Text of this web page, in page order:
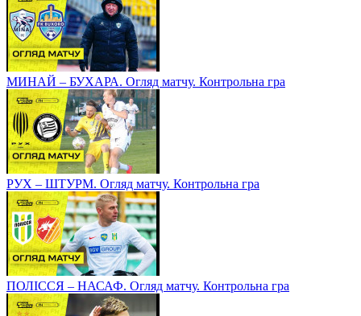
МИНАЙ – БУХАРА. Огляд матчу. Контрольна гра
РУХ – ШТУРМ. Огляд матчу. Контрольна гра
ПОЛІССЯ – НАСАФ. Огляд матчу. Контрольна гра